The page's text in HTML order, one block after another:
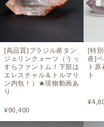
[高品質]ブラジル産タン
ジェリンクォーツ（うっ
すらファントム！下部は
エレスチャル＆トルマリ
ン内包！）★現物動画あ
り
¥90,400
[特
産]
ト
ト
¥